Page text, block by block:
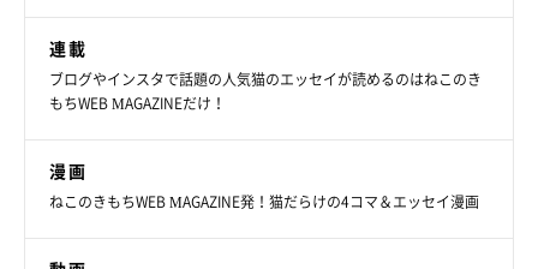
連載
ブログやインスタで話題の人気猫のエッセイが読めるのはねこのき
もちWEB MAGAZINEだけ！
漫画
ねこのきもちWEB MAGAZINE発！猫だらけの4コマ＆エッセイ漫画